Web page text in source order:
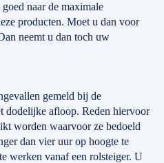
naar de maximale
producten. Moet u dan voor
neemt u dan toch uw
gemeld bij de
dodelijke afloop. Reden hiervoor
worden waarvoor ze bedoeld
dan vier uur op hoogte te
werken vanaf een rolsteiger. U